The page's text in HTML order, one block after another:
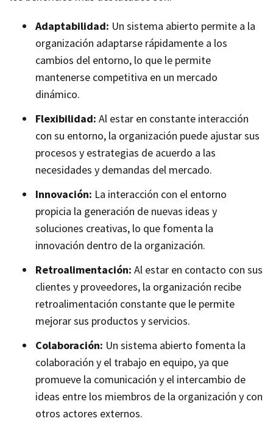
Adaptabilidad: Un sistema abierto permite a la
organización adaptarse rápidamente a los
cambios del entorno, lo que le permite
mantenerse competitiva en un mercado
dinámico.
Flexibilidad: Al estar en constante interacción
con su entorno, la organización puede ajustar sus
procesos y estrategias de acuerdo a las
necesidades y demandas del mercado.
Innovación: La interacción con el entorno
propicia la generación de nuevas ideas y
soluciones creativas, lo que fomenta la
innovación dentro de la organización.
Retroalimentación: Al estar en contacto con sus
clientes y proveedores, la organización recibe
retroalimentación constante que le permite
mejorar sus productos y servicios.
Colaboración: Un sistema abierto fomenta la
colaboración y el trabajo en equipo, ya que
promueve la comunicación y el intercambio de
ideas entre los miembros de la organización y con
otros actores externos.